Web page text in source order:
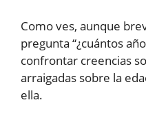
Como ves, aunque
pregunta “¿cuántos
confrontar creencias
arraigadas sobre la
ella.